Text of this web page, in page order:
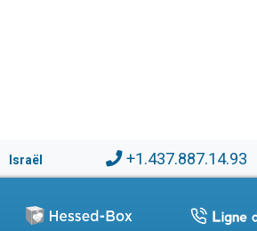
Israël +1.437.887.14.93